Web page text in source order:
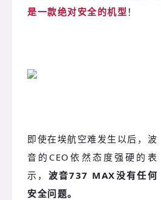
是一款绝对安全的机型 ！
即使在埃航空难发生以后，波
音的CEO依然态度强硬的表
示， 波音737 MAX没有任何
安全问题。